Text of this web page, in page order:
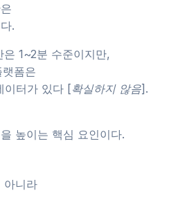
.
1~2분 수준이지만,
랫폼은
이터가 있다 [확실하지 않음].
높이는 핵심 요인이다.
아니라